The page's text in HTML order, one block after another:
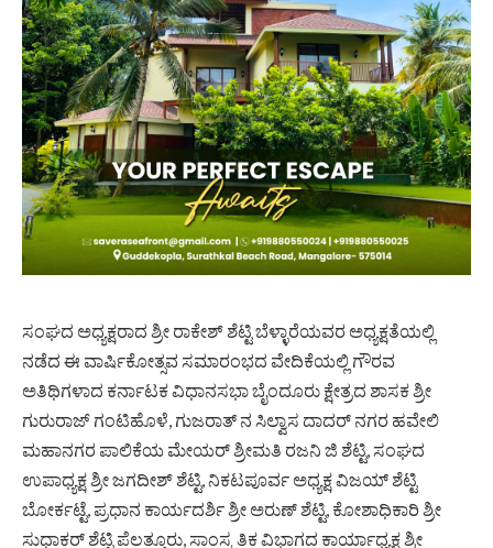
ಸಂಘದ ಅಧ್ಯಕ್ಷರಾದ ಶ್ರೀ ರಾಕೇಶ್ ಶೆಟ್ಟಿ ಬೆಳ್ಳಾರೆಯವರ ಅಧ್ಯಕ್ಷತೆಯಲ್ಲಿ
ನಡೆದ ಈ ವಾರ್ಷಿಕೋತ್ಸವ ಸಮಾರಂಭದ ವೇದಿಕೆಯಲ್ಲಿ ಗೌರವ
ಅತಿಥಿಗಳಾದ ಕರ್ನಾಟಕ ವಿಧಾನಸಭಾ ಬೈಂದೂರು ಕ್ಷೇತ್ರದ ಶಾಸಕ ಶ್ರೀ
ಗುರುರಾಜ್ ಗಂಟಿಹೊಳೆ, ಗುಜರಾತ್ ನ ಸಿಲ್ವಾಸ ದಾದರ್ ನಗರ ಹವೇಲಿ
ಮಹಾನಗರ ಪಾಲಿಕೆಯ ಮೇಯರ್ ಶ್ರೀಮತಿ ರಜನಿ ಜಿ ಶೆಟ್ಟಿ, ಸಂಘದ
ಉಪಾಧ್ಯಕ್ಷ ಶ್ರೀ ಜಗದೀಶ್ ಶೆಟ್ಟಿ, ನಿಕಟಪೂರ್ವ ಅಧ್ಯಕ್ಷ ವಿಜಯ್ ಶೆಟ್ಟಿ
ಬೋರ್ಕಟ್ಟೆ, ಪ್ರಧಾನ ಕಾರ್ಯದರ್ಶಿ ಶ್ರೀ ಅರುಣ್ ಶೆಟ್ಟಿ, ಕೋಶಾಧಿಕಾರಿ ಶ್ರೀ
ಸುಧಾಕರ್ ಶೆಟ್ಟಿ ಪೆಲತ್ತೂರು, ಸಾಂಸ್ಕ್ರತಿಕ ವಿಭಾಗದ ಕಾರ್ಯಾಧ್ಯಕ್ಷ ಶ್ರೀ